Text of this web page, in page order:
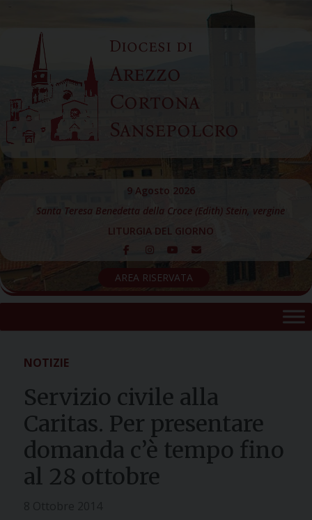
content
Diocesi di
Arezzo
Cortona
Sansepolcro
9 Agosto 2026
Santa Teresa Benedetta della Croce (Edith) Stein, vergine
LITURGIA DEL GIORNO
AREA RISERVATA
NOTIZIE
Servizio civile alla
Caritas. Per presentare
domanda c’è tempo fino
al 28 ottobre